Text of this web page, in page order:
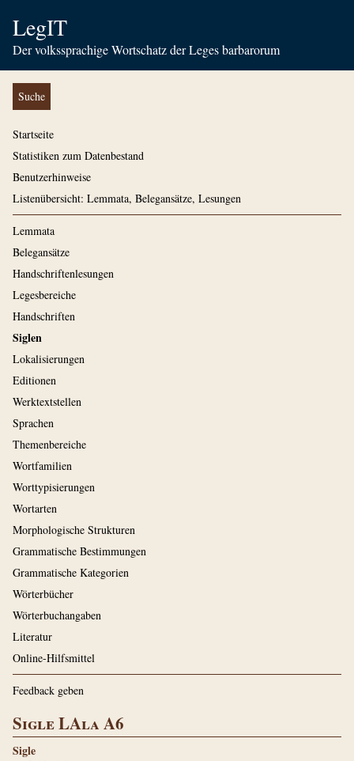
LegIT
Der volkssprachige Wortschatz der Leges barbarorum
Suche
Startseite
Statistiken zum Datenbestand
Benutzerhinweise
Listenübersicht: Lemmata, Belegansätze, Lesungen
Lemmata
Belegansätze
Handschriftenlesungen
Legesbereiche
Handschriften
Siglen
Lokalisierungen
Editionen
Werktextstellen
Sprachen
Themenbereiche
Wortfamilien
Worttypisierungen
Wortarten
Morphologische Strukturen
Grammatische Bestimmungen
Grammatische Kategorien
Wörterbücher
Wörterbuchangaben
Literatur
Online-Hilfsmittel
Feedback geben
Sigle LAla A6
Sigle